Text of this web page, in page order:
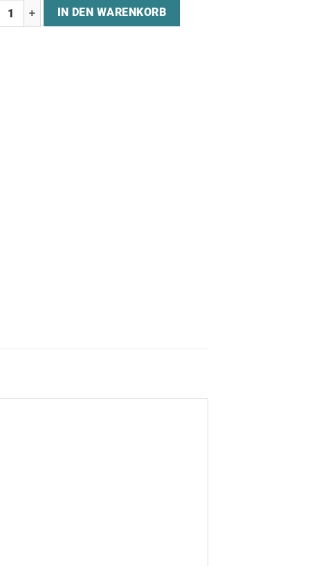
"PRIESTLY" Menge
IN DEN WARENKORB